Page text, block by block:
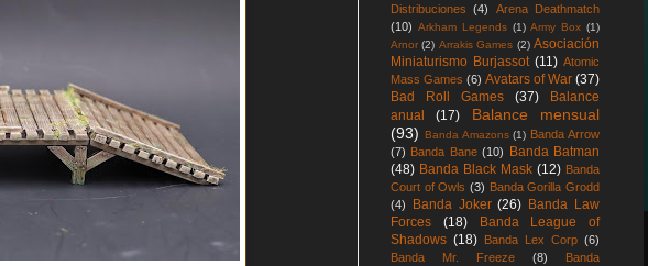
Distribuciones
(4)
Arena Deathmatch
(10) Arkham Legends (1) Army Box (1)
Arnor (2) Arrakis Games (2) Asociación
Miniaturismo Burjassot (11) Atomic
Mass Games (6) Avatars of War (37)
Bad Roll Games
(37)
Balance
anual
(17)
Balance mensual
(93)
Banda Amazons (1) Banda Arrow
(7) Banda Bane (10)
Banda Batman
(48) Banda Black Mask (12) Banda
Court of Owls (3) Banda Gorilla Grodd
(4)
Banda Joker (26) Banda Law
Forces
(18)
Banda League of
Shadows (18) Banda Lex Corp (6)
Banda Mr. Freeze
(8)
Banda